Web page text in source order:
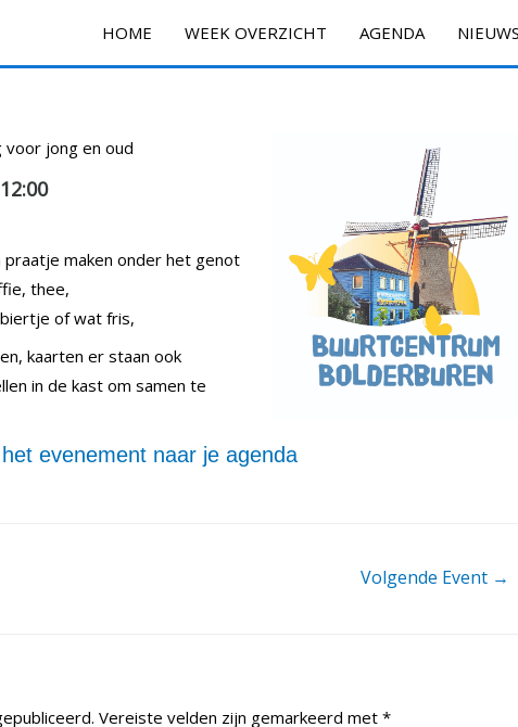
HOME WEEK OVERZICHT AGENDA
voor jong en oud
praatje maken onder het genot
thee,
of wat fris,
kaarten er staan ook
in de kast om samen te
evenement naar je agenda
Volgende Event →
Vereiste velden zijn gemarkeerd met *